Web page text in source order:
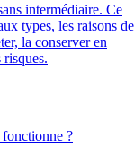
intermédiaire. Ce
types, les raisons de
la conserver en
risques.
?